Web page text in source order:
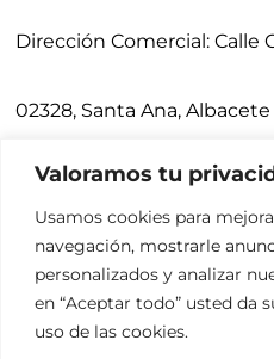
Valoramos tu
Usamos cookies para
navegación, mostrarle
personalizados y analizar
en “Aceptar todo” usted da
uso de las cookies.
Dirección Comercial:Calle
02328, Santa Ana, Albacete
Teléfonos:675 900 640,
Email: